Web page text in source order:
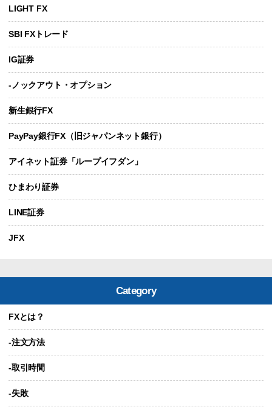
LIGHT FX
SBI FXトレード
IG証券
-ノックアウト・オプション
新生銀行FX
PayPay銀行FX（旧ジャパンネット銀行）
アイネット証券「ループイフダン」
ひまわり証券
LINE証券
JFX
Category
FXとは？
-注文方法
-取引時間
-失敗